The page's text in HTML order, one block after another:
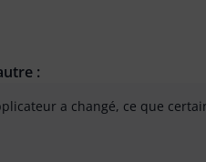
:
a changé, ce que